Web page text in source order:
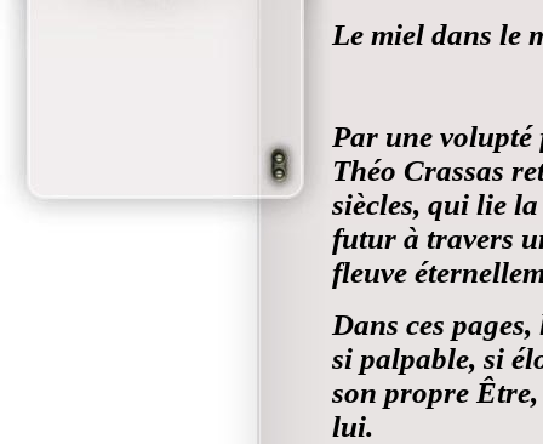
Le miel dans le
Par une volupté
Théo Crassas
siècles, qui lie
futur à travers
fleuve
Dans ces
si palpable, si
son propre Être,
lui.